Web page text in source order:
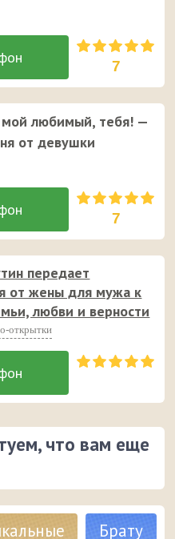
7
мой любимый, тебя! —
от девушки
7
передает
от жены для мужа к
любви и верности
открытки
что вам еще
Брату